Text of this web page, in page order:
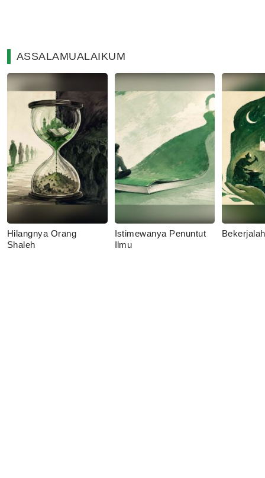
ASSALAMUALAIKUM
Hilangnya Orang
Shaleh
Istimewanya Penuntut
Ilmu
Bekerjalah